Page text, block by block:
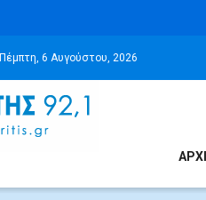
Πέμπτη, 6 Αυγούστου, 2026